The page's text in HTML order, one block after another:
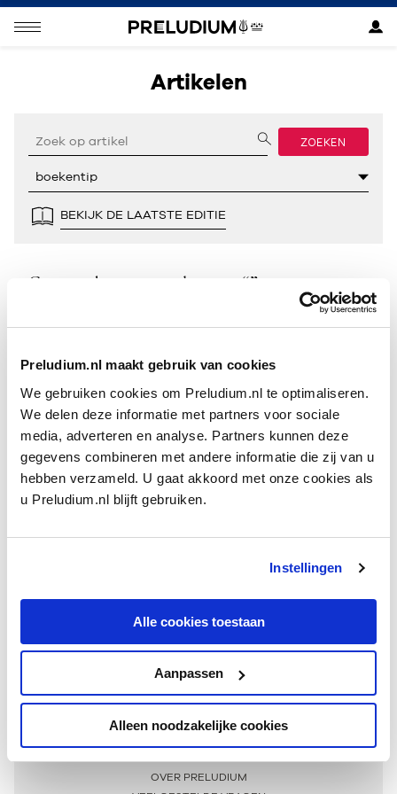
Preludium.nl maakt gebruik van cookies
We gebruiken cookies om Preludium.nl te optimaliseren.
We delen deze informatie met partners voor sociale
media, adverteren en analyse. Partners kunnen deze
gegevens combineren met andere informatie die zij van u
hebben verzameld. U gaat akkoord met onze cookies als
u Preludium.nl blijft gebruiken.
Instellingen
Alle cookies toestaan
Aanpassen
Alleen noodzakelijke cookies
Artikelen
ZOEKEN
BEKIJK DE LAATSTE EDITIE
Geen resultaten gevonden voor “”.
Meer informatie
OVER PRELUDIUM